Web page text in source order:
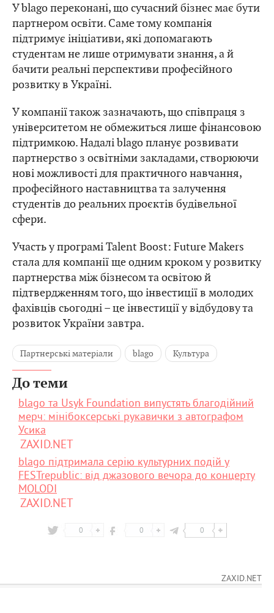
У blago переконані, що сучасний бізнес має бути
партнером освіти. Саме тому компанія
підтримує ініціативи, які допомагають
студентам не лише отримувати знання, а й
бачити реальні перспективи професійного
розвитку в Україні.
У компанії також зазначають, що співпраця з
університетом не обмежиться лише фінансовою
підтримкою. Надалі blago планує розвивати
партнерство з освітніми закладами, створюючи
нові можливості для практичного навчання,
професійного наставництва та залучення
студентів до реальних проєктів будівельної
сфери.
Участь у програмі Talent Boost: Future Makers
стала для компанії ще одним кроком у розвитку
партнерства між бізнесом та освітою й
підтвердженням того, що інвестиції в молодих
фахівців сьогодні – це інвестиції у відбудову та
розвиток України завтра.
Партнерські матеріали blago Культура
До теми
blago та Usyk Foundation випустять благодійний
мерч: мінібоксерські рукавички з автографом
Усика
ZAXID.NET
blago підтримала серію культурних подій у
FESTrepublic: від джазового вечора до концерту
MOLODI
ZAXID.NET
0 0 0
ZAXID.NET